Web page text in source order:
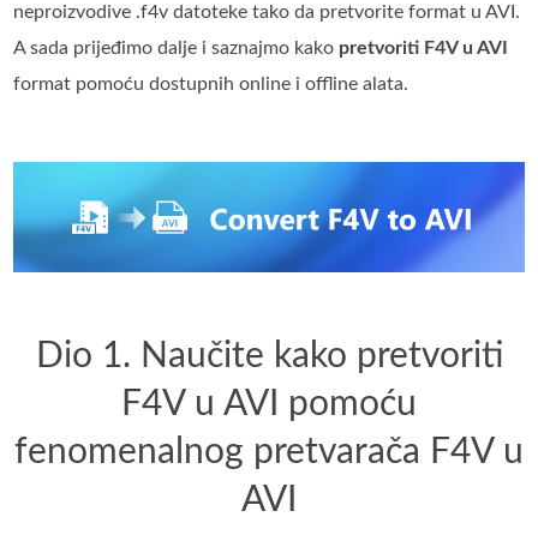
neproizvodive .f4v datoteke tako da pretvorite format u AVI.
A sada prijeđimo dalje i saznajmo kako pretvoriti F4V u AVI
format pomoću dostupnih online i offline alata.
Dio 1. Naučite kako pretvoriti
F4V u AVI pomoću
fenomenalnog pretvarača F4V u
AVI